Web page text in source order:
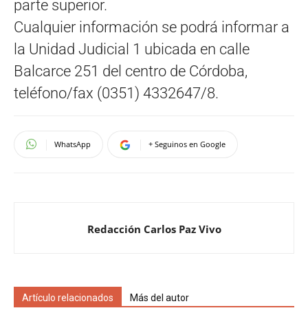
parte superior.
Cualquier información se podrá informar a
la Unidad Judicial 1 ubicada en calle
Balcarce 251 del centro de Córdoba,
teléfono/fax (0351) 4332647/8.
WhatsApp + Seguinos en Google
Redacción Carlos Paz Vivo
Artículo relacionados Más del autor